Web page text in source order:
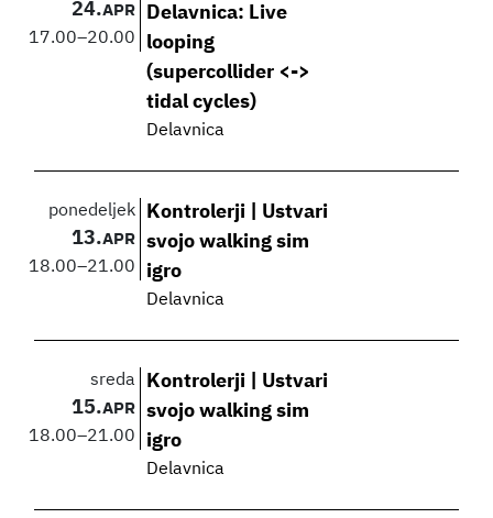
24.APR
17.00–20.00
Delavnica: Live
looping
(supercollider <->
tidal cycles)
Delavnica
ponedeljek
13.APR
18.00–21.00
Kontrolerji | Ustvari
svojo walking sim
igro
Delavnica
sreda
15.APR
18.00–21.00
Kontrolerji | Ustvari
svojo walking sim
igro
Delavnica